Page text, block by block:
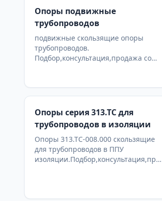
Опоры подвижные
трубопроводов
подвижные скользящие опоры
трубопроводов.
Подбор,консультация,продажа со
Опоры серия 313.ТС для
трубопроводов в изоляции
Опоры 313.ТС-008.000 скользящие
для трубопроводов в ППУ